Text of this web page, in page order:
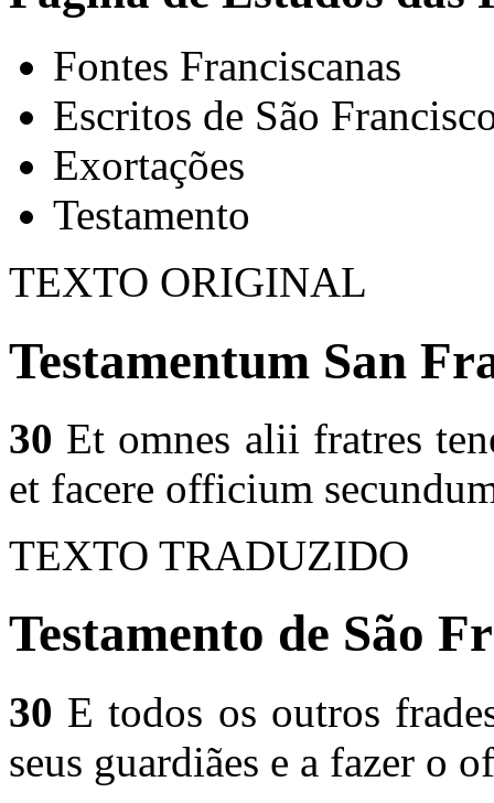
Fontes Franciscanas
Escritos de São
Exortações
Testamento
TEXTO ORIGINAL
Testamentum San
30 Et omnes alii fratres
et facere officium
TEXTO TRADUZIDO
Testamento de São
30 E todos os outros
seus guardiães e a fazer o